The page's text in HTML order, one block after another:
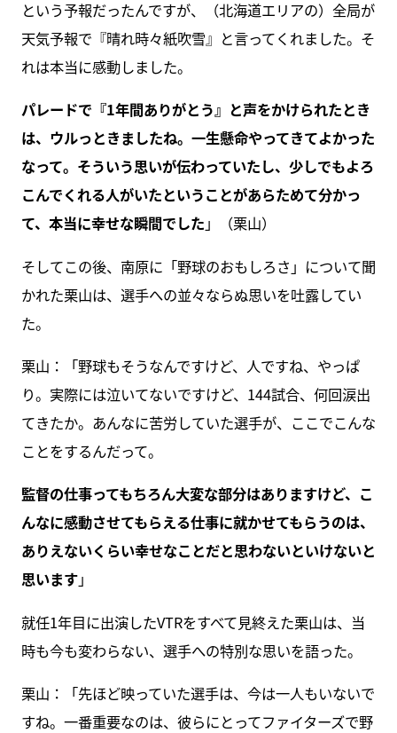
という予報だったんですが、（北海道エリアの）全局が
天気予報で『晴れ時々紙吹雪』と言ってくれました。そ
れは本当に感動しました。
パレードで『1年間ありがとう』と声をかけられたとき
は、ウルっときましたね。一生懸命やってきてよかった
なって。そういう思いが伝わっていたし、少しでもよろ
こんでくれる人がいたということがあらためて分かっ
て、本当に幸せな瞬間でした 」（栗山）
そしてこの後、南原に「野球のおもしろさ」について聞
かれた栗山は、選手への並々ならぬ思いを吐露してい
た。
栗山：「野球もそうなんですけど、人ですね、やっぱ
り。実際には泣いてないですけど、144試合、何回涙出
てきたか。あんなに苦労していた選手が、ここでこんな
ことをするんだって。
監督の仕事ってもちろん大変な部分はありますけど、こ
んなに感動させてもらえる仕事に就かせてもらうのは、
ありえないくらい幸せなことだと思わないといけないと
思います」
就任1年目に出演したVTRをすべて見終えた栗山は、当
時も今も変わらない、選手への特別な思いを語った。
栗山：「先ほど映っていた選手は、今は一人もいないで
すね。一番重要なのは、彼らにとってファイターズで野